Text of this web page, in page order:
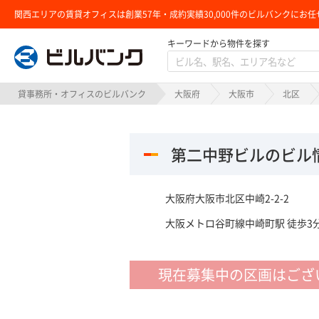
関西エリアの賃貸オフィスは創業57年・成約実績30,000件のビルバンクにお任
ビルバンク
キーワードから物件を探す
貸事務所・オフィスのビルバンク 大阪府 大阪市 北区
第二中野ビルのビル
大阪府大阪市北区中崎2-2-2
大阪メトロ谷町線中崎町駅 徒歩3
現在募集中の区画はご